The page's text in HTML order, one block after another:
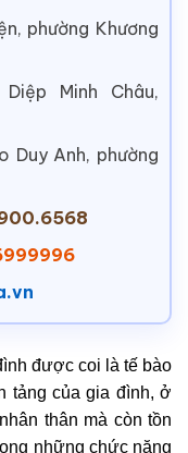
phường Khương
Diệp Minh Châu,
Duy Anh, phường
được coi là tế bào
tảng của gia đình, ở
thân mà còn tồn
những chức năng